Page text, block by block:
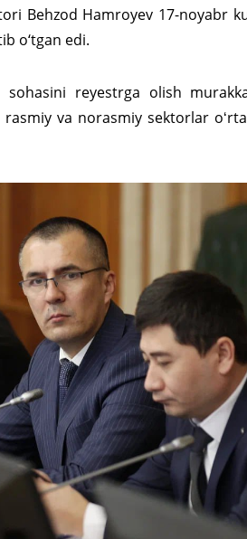
Behzod Hamroyev 17-noyabr
o‘tgan edi.
sohasini reyestrga olish
va norasmiy sektorlar